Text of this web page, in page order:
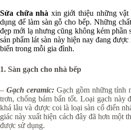
Sửa chữa nhà xin giới thiệu những
dụng để làm sàn gỗ cho bếp. Những
đẹp mới lạ nhưng cũng không kém phần
sản phẩm lát sàn này hiện nay đang
biến trong mỗi gia đình.
1. Sàn gạch cho nhà bếp
– Gạch ceramic:Gạch gồm những tính
trơn, chống bám bẩn tốt. Loại gạch này
khá lâu và được coi là loại sàn cổ điển
giác này xuất hiện cách đây đã hơn một
được sử dụng.